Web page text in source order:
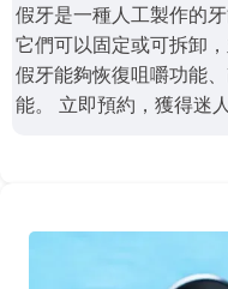
假牙是一種人工製作的
它們可以固定或可拆卸
假牙能夠恢復咀嚼功能
能。 立即預約，獲得迷人